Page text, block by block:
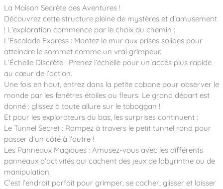
Notre partenariat avec l’association Rêves de clown
Nos Garanties
Notre concept
Notre entreprise
Notre équipe
Nous rejoindre
Tous nos jeux
Jeux inclusifs
Jeux recyclés
Nos univers
Sport & Fitness Sport&Co®
Agrès fitness
Parcours de santé
Stadium Arena
Street workout
Surfpark
Équipements sportifs
Mobilier & accessoires
Mobilier urbain
Accessoires ludiques
Nos clients
Collectivités
Établissements scolaires
Architectes, Paysagistes-concepteurs
Camping et résidences de vacances
Notre expertise
Des aires intergénérationnelles de
Des aires de jeux pour tous les enfants
L’éco-conception de nos jeux
La végétalisation des cours d’école
Nos matériaux
Réalisations
Contact
Les questions fréquentes
La Maison Secrète des Aventures !
Découvrez cette structure pleine de mystères et d’amusement
! L’exploration commence par le choix du chemin :
L’Escalade Express : Montez le mur aux prises solides pour
atteindre le sommet comme un vrai grimpeur.
L’Échelle Discrète : Prenez l’échelle pour un accès plus rapide
au cœur de l’action.
Une fois en haut, entrez dans la petite cabane pour observer le
monde par les fenêtres étoiles ou fleurs. Le grand départ est
donné : glissez à toute allure sur le toboggan !
Et pour les explorateurs du bas, les surprises continuent :
Le Tunnel Secret : Rampez à travers le petit tunnel rond pour
passer d’un côté à l’autre !
Les Panneaux Magiques : Amusez-vous avec les différents
panneaux d’activités qui cachent des jeux de labyrinthe ou de
manipulation.
C’est l’endroit parfait pour grimper, se cacher, glisser et laisser